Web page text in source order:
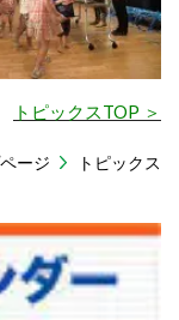
トピックスTOP ＞
ージ トピックス